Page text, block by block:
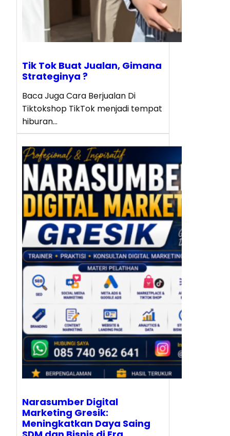
Tik Tok Buat Jualan, Gimana
Strateginya ?
Baca Juga Cara Berjualan Di
Tiktokshop TikTok menjadi tempat
hiburan…
Narasumber Digital
Marketing Gresik:
Meningkatkan Daya Saing